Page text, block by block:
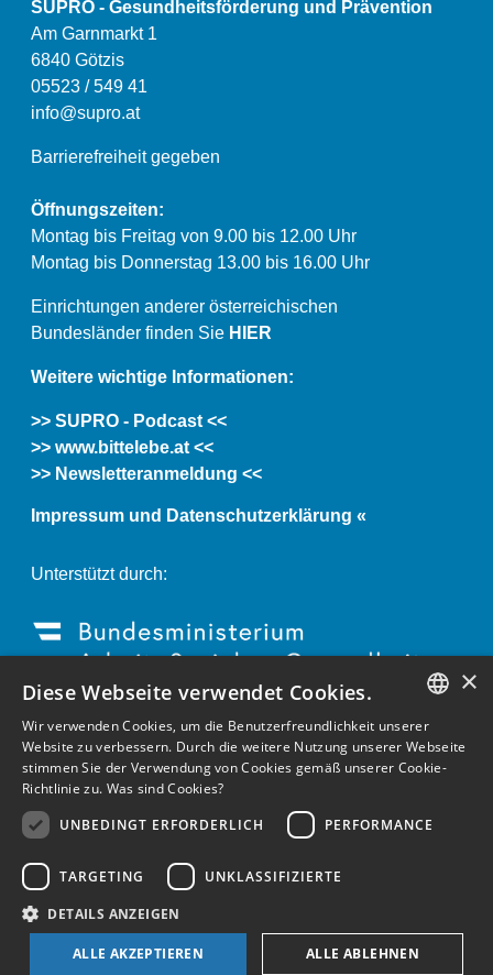
SUPRO - Gesundheitsförderung und Prävention
Am Garnmarkt 1
6840 Götzis
05523 / 549 41
info@supro.at
Barrierefreiheit gegeben
Öffnungszeiten:
Montag bis Freitag von 9.00 bis 12.00 Uhr
Montag bis Donnerstag 13.00 bis 16.00 Uhr
Einrichtungen anderer österreichischen
Bundesländer finden Sie HIER
Weitere wichtige Informationen:
>> SUPRO - Podcast <<
>> www.bittelebe.at <<
>> Newsletteranmeldung <<
Impressum und Datenschutzerklärung «
Unterstützt durch:
GERMAN
ENGLISH
×
Diese Webseite verwendet Cookies.
Wir verwenden Cookies, um die Benutzerfreundlichkeit unserer
Website zu verbessern. Durch die weitere Nutzung unserer Webseite
stimmen Sie der Verwendung von Cookies gemäß unserer Cookie-
Richtlinie zu. Was sind Cookies?
UNBEDINGT ERFORDERLICH
PERFORMANCE
TARGETING UNKLASSIFIZIERTE
DETAILS ANZEIGEN
ALLE AKZEPTIEREN ALLE ABLEHNEN